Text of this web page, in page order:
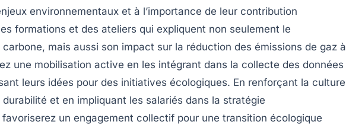
environnementaux et à l’importance de leur contribution
formations et des ateliers qui expliquent non seulement le
mais aussi son impact sur la réduction des émissions de gaz à
une mobilisation active en les intégrant dans la collecte des données
leurs idées pour des initiatives écologiques. En renforçant la culture
et en impliquant les salariés dans la stratégie
favoriserez un engagement collectif pour une transition écologique